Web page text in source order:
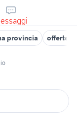
provincia offerte